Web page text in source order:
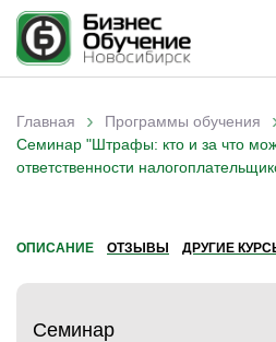
Вы здесь
Главная › Программы обучения
Семинар "Штрафы: кто и за что
ответственности
ОПИСАНИЕ ОТЗЫВЫ ДРУГИЕ
Семинар